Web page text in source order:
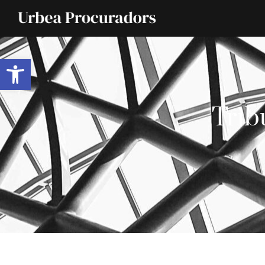
Abrir barra de herramientas